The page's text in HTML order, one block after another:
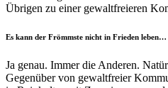
Übrigen zu einer gewaltfreieren
Es kann der Frömmste nicht in Frieden leben…
Ja genau. Immer die Anderen.
Gegenüber von gewaltfreier